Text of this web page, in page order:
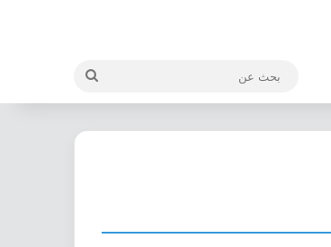
بحث
عن